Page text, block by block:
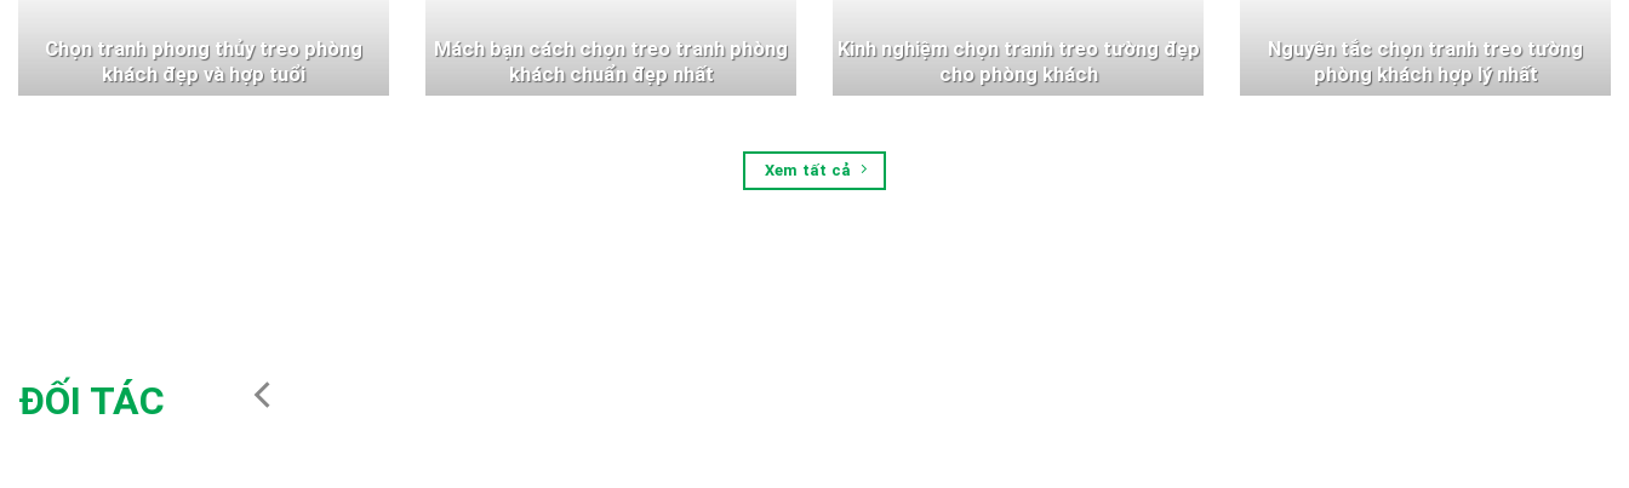
Chọn tranh phong thủy treo phòng
khách đẹp và hợp tuổi
Mách bạn cách chọn treo tranh phòng
khách chuẩn đẹp nhất
Kinh nghiệm chọn tranh treo tường đẹp
cho phòng khách
Nguyên tắc chọn tranh treo tường
phòng khách hợp lý nhất
Xem tất cả
ĐỐI TÁC